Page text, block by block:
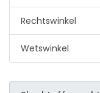
Rechtswinkel
Wetswinkel